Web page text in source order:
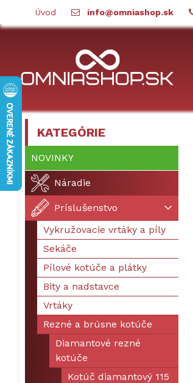
Úvod info@omniashop.sk
KATEGÓRIE
NOVINKY
Náradie
Príslušenstvo
Vykružovacie vrtáky a píly
Sekáče
Pílové kotúče a plátky
Bity a nadstavce
Vrtáky
Rezné a brúsne kotúče
Diamantové rezné
kotúče
Kotúč diamantový 115